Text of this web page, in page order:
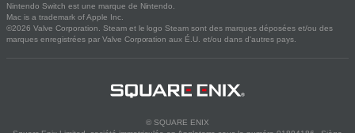
Nintendo Switch est une marque de Nintendo.
Mac is a trademark of Apple Inc.
©2026 Valve Corporation. Steam et le logo Steam sont des marques déposées et/ou des
marques enregistrées par Valve Corporation aux É.U. et/ou dans d'autres pays.
© SQUARE ENIX